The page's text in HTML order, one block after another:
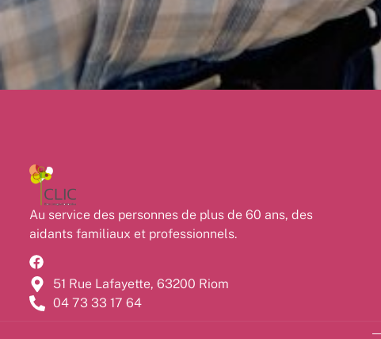
Au service des personnes de plus de 60 ans, des
aidants familiaux et professionnels.
51 Rue Lafayette, 63200 Riom
04 73 33 17 64